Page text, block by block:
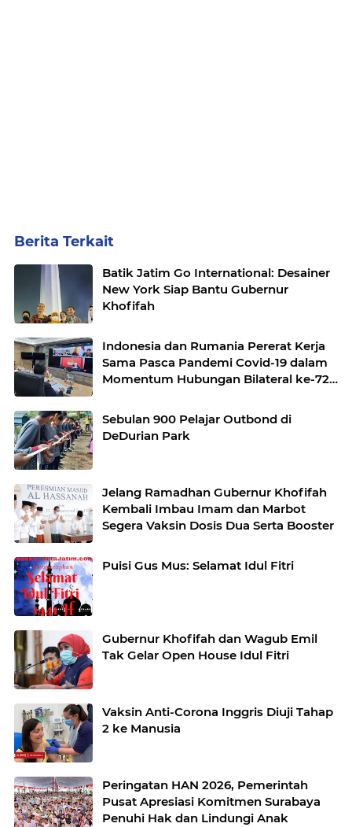
Berita Terkait
Batik Jatim Go International: Desainer
New York Siap Bantu Gubernur
Khofifah
Indonesia dan Rumania Pererat Kerja
Sama Pasca Pandemi Covid-19 dalam
Momentum Hubungan Bilateral ke-72
Sebulan 900 Pelajar Outbond di
DeDurian Park
Jelang Ramadhan Gubernur Khofifah
Kembali Imbau Imam dan Marbot
Segera Vaksin Dosis Dua Serta Booster
Puisi Gus Mus: Selamat Idul Fitri
Gubernur Khofifah dan Wagub Emil
Tak Gelar Open House Idul Fitri
Vaksin Anti-Corona Inggris Diuji Tahap
2 ke Manusia
Peringatan HAN 2026, Pemerintah
Pusat Apresiasi Komitmen Surabaya
Penuhi Hak dan Lindungi Anak